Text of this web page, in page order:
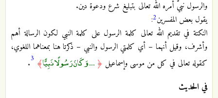
والرسول نبيٌّ أمره الله تعالى بتبليغ شرع ودعوة دين.
يقول بعض المفسرين2
:
النكتة في تقديم الله تعالى كلمة الرسول على كلمة النبي لكون الرسالة أهم
وأشرف، وقيل أنهما – أي كلمتي الرسول والنبي – ذكرتا هنا بمعناهما اللغوي،
كقوله تعالى في كل من موسى وإسماعيل ﴿ ... وَكَانَ رَسُولًا نَبِيًّا﴾ 3
.
في الحديث